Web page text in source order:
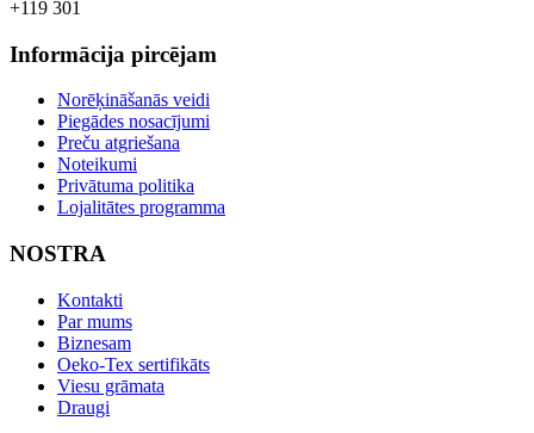
+119 301
Informācija pircējam
Norēķināšanās veidi
Piegādes nosacījumi
Preču atgriešana
Noteikumi
Privātuma politika
Lojalitātes programma
NOSTRA
Kontakti
Par mums
Biznesam
Oeko-Tex sertifikāts
Viesu grāmata
Draugi